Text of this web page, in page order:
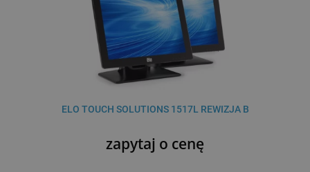
ELO TOUCH SOLUTIONS 1517L REWIZJA B
zapytaj o cenę